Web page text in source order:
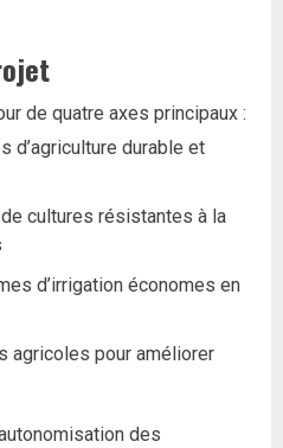
de quatre axes principaux :
d’agriculture durable et
cultures résistantes à la
d’irrigation économes en
agricoles pour améliorer
des